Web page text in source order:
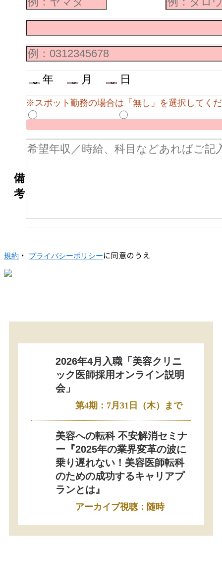
年 月 日
※スポット勤務の場合は「無し」を選択してく
備
考
規約 ・ プライバシーポリシーに同意のうえ
2026年4月入職「美容クリニ
ック医師採用オンライン説明
会」
第4期：7月31日（木）まで
美容への転科 不安解消セミナ
ー『2025年の業界変革の波に
乗り遅れない！美容医師転科
のための成功するキャリアプ
ランとは』
アーカイブ視聴：随時